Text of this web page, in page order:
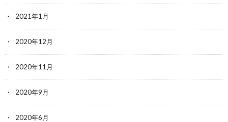
2021年1月
2020年12月
2020年11月
2020年9月
2020年6月